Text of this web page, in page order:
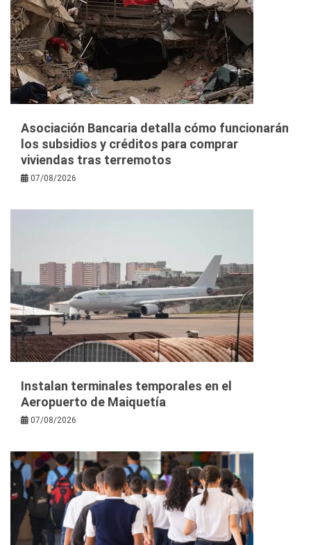
Asociación Bancaria detalla cómo funcionarán
los subsidios y créditos para comprar
viviendas tras terremotos
07/08/2026
Instalan terminales temporales en el
Aeropuerto de Maiquetía
07/08/2026